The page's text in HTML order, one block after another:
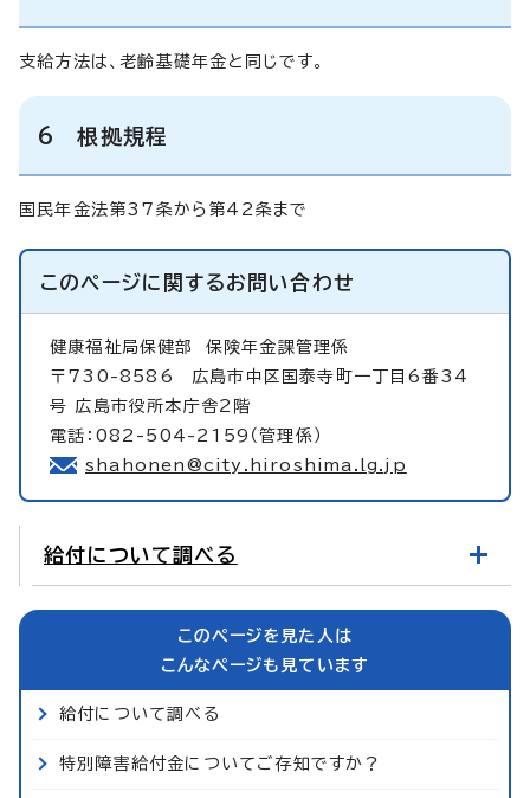
支給方法は、老齢基礎年金と同じです。
6 根拠規程
国民年金法第37条から第42条まで
このページに関するお問い合わせ
健康福祉局保健部 保険年金課管理係
〒730-8586 広島市中区国泰寺町一丁目6番34
号 広島市役所本庁舎2階
電話：082-504-2159（管理係）
shahonen@city.hiroshima.lg.jp
給付について調べる
このページを見た人は
こんなページも見ています
給付について調べる
特別障害給付金についてご存知ですか？